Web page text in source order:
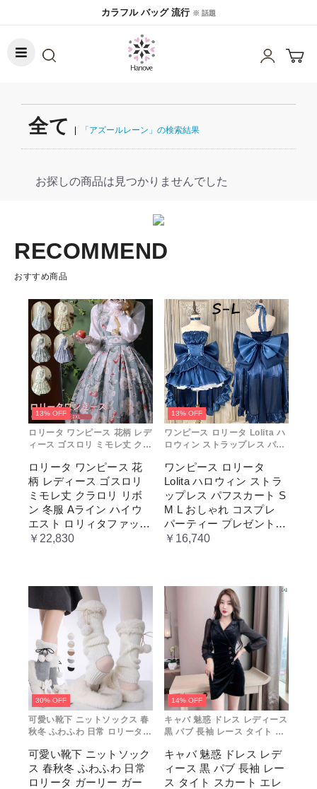
カラフル バッグ 流行 ※ 話題
全て 「アズールレーン」の検索結果
お探しの商品は見つかりませんでした
RECOMMEND
おすすめ商品
13% OFF
ロリータ ワンピース 花柄 レデ
ィース ゴスロリ ミモレ丈 クラ
ウエスト ロリィタファッショ
ン レトロ風 クラシカル 上品
かわいい 日常着 通勤 お出かけ
仮 通学
ロリータ ワンピース 花
柄 レディース ゴスロリ
ミモレ丈 クラロリ リボ
ン 冬服 Aライン ハイウ
エスト ロリィタファッシ
ョン レトロ風 クラシカ
￥22,830
13% OFF
ワンピース ロリータ Lolita ハ
ロウィン ストラップレス パフ
プレ パーティー プレゼント レ
ディース コスチューム プリン
セス ロマンティック ブル ドレ
ス
ワンピース ロリータ
Lolita ハロウィン ストラ
ップレス パフスカート S
M L おしゃれ コスプレ
パーティー プレゼント
レディース コスチューム
￥16,740
30% OFF
可愛い靴下 ニットソックス 春
秋冬 ふわふわ 日常 ロリータ
プレ 原宿系 ブラック グレー
ベージュ cm067t2t2x1 ホワ
イト
可愛い靴下 ニットソック
ス 春秋冬 ふわふわ 日常
ロリータ ガーリー ガー
14% OFF
キャバ 魅惑 ドレス レディース
黒 パブ 長袖 レース タイト ス
国 セクシー
キャバ 魅惑 ドレス レデ
ィース 黒 パブ 長袖 レー
ス タイト スカート エレ